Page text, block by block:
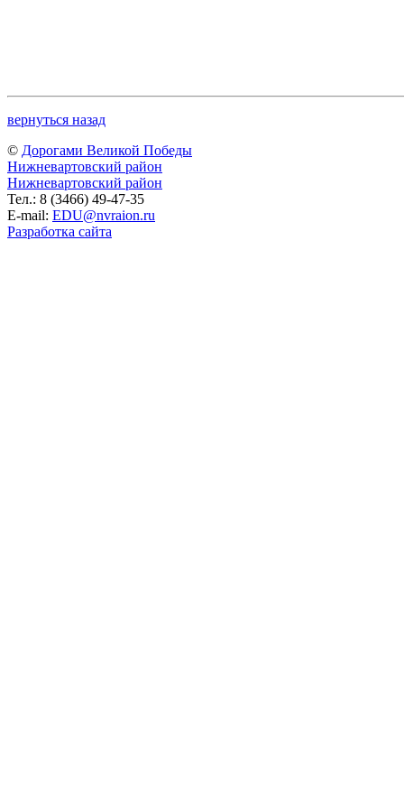
вернуться назад
© Дорогами Великой Победы
Нижневартовский район
Нижневартовский район
Тел.: 8 (3466) 49-47-35
E-mail: EDU@nvraion.ru
Разработка сайта